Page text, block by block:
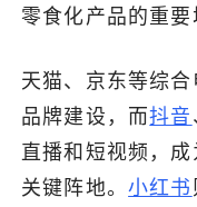
零食化产品的重要
天猫、京东等综
品牌建设，而抖音
直播和短视频，
关键阵地。小红书